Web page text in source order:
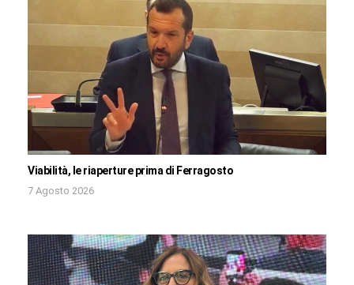
Viabilità, le riaperture prima di Ferragosto
7 Agosto 2026